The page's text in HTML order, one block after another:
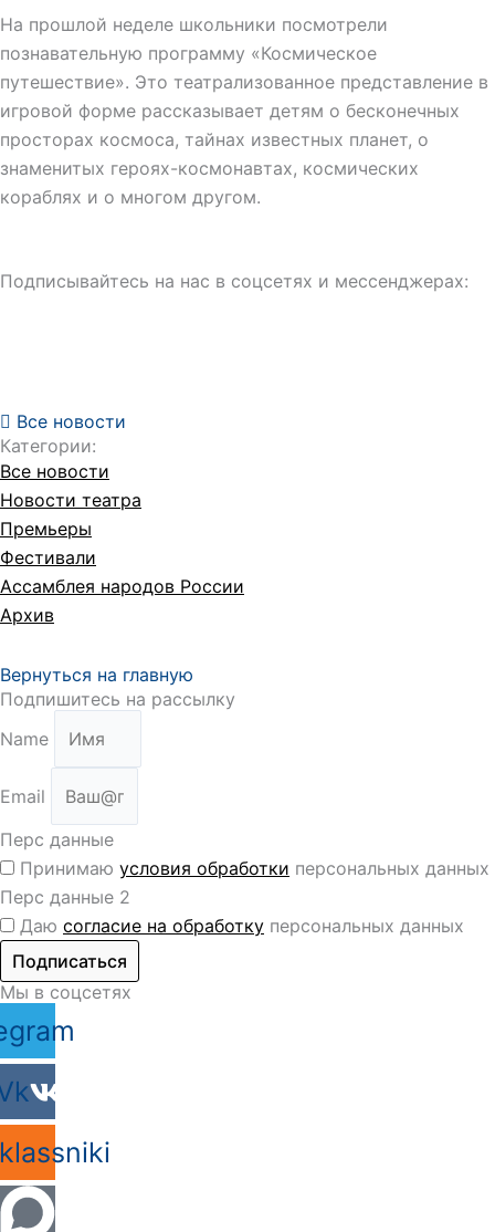
На прошлой неделе школьники посмотрели
познавательную программу «Космическое
путешествие». Это театрализованное представление в
игровой форме рассказывает детям о бесконечных
просторах космоса, тайнах известных планет, о
знаменитых героях-космонавтах, космических
кораблях и о многом другом.
Подписывайтесь на нас в соцсетях и мессенджерах:
Все новости
Категории:
Все новости
Новости театра
Премьеры
Фестивали
Ассамблея народов России
Архив
Вернуться на главную
Подпишитесь на рассылку
Name
Email
Перс данные
Принимаю условия обработки персональных данных
Перс данные 2
Даю согласие на обработку персональных данных
Подписаться
Мы в соцсетях